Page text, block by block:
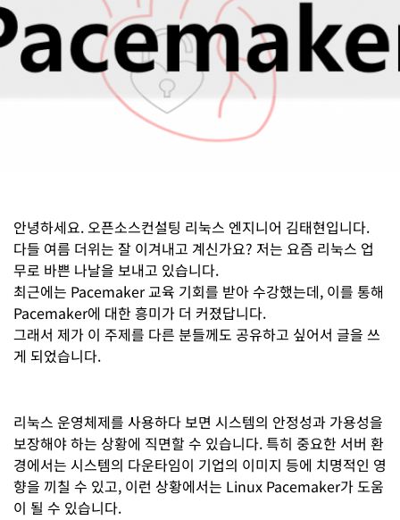
안녕하세요. 오픈소스컨설팅 리눅스 엔지니어 김태현입니다.
다들 여름 더위는 잘 이겨내고 계신가요? 저는 요즘 리눅스 업
무로 바쁜 나날을 보내고 있습니다.
최근에는 Pacemaker 교육 기회를 받아 수강했는데, 이를 통해
Pacemaker에 대한 흥미가 더 커졌답니다.
그래서 제가 이 주제를 다른 분들께도 공유하고 싶어서 글을 쓰
게 되었습니다.
리눅스 운영체제를 사용하다 보면 시스템의 안정성과 가용성을
보장해야 하는 상황에 직면할 수 있습니다. 특히 중요한 서버 환
경에서는 시스템의 다운타임이 기업의 이미지 등에 치명적인 영
향을 끼칠 수 있고, 이런 상황에서는 Linux Pacemaker가 도움
이 될 수 있습니다.